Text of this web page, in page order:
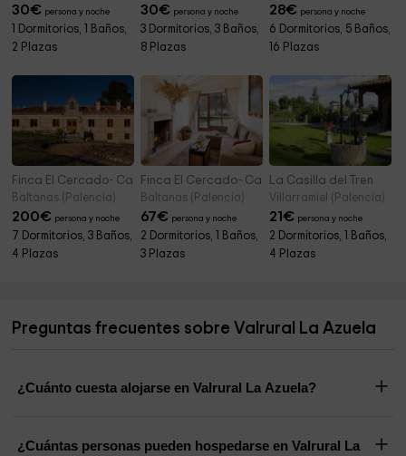
30€ persona y noche
1 Dormitorios, 1 Baños,
2 Plazas
30€ persona y noche
3 Dormitorios, 3 Baños,
8 Plazas
28€ persona y noche
6 Dormitorios, 5 Baños,
16 Plazas
Finca El Cercado- Casa Principal
Baltanas (Palencia)
200€ persona y noche
7 Dormitorios, 3 Baños,
4 Plazas
Finca El Cercado- Casa de Invitados
Baltanas (Palencia)
67€ persona y noche
2 Dormitorios, 1 Baños,
3 Plazas
La Casilla del Tren
Villarramiel (Palencia)
21€ persona y noche
2 Dormitorios, 1 Baños,
4 Plazas
Preguntas frecuentes sobre Valrural La Azuela
¿Cuánto cuesta alojarse en Valrural La Azuela?
¿Cuántas personas pueden hospedarse en Valrural La